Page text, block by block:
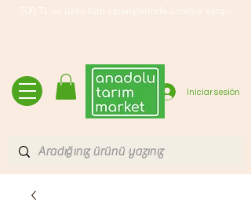
500 TL ve üzeri tüm siparişlerinde ücretsiz kargo
Iniciar sesión